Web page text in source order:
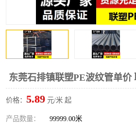
东莞石排镇联塑PE波纹管单价
价格： 5.89 元/米 起
产品数量： 99999.00米